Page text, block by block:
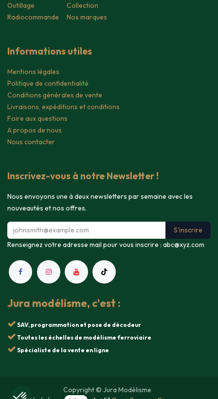
Outillage
Radiocommande
Collection
Nos marques
Informations utiles
Mentions légales
Politique de confidentialité
Conditions générales de vente
Livraisons, expéditions et conditions
Foire aux questions
A propos de nous
Nous contacter
Inscrivez-vous à notre Newsletter !
Nous envoyons une à deux newsletters par semaine avec les
nouveautés et nos offres.
S'inscrire
Renseignez votre adresse mail pour vous inscrire : abc@xyz.com
Jura modélisme, c'est :
SAV, programmation et pose de décodeur
Toutes les échelles de modélisme ferroviaire
Spécialiste de la vente en ligne
Copyright © Jura Modélisme